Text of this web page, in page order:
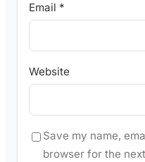
Email *
Website
Save my name,
browser for the